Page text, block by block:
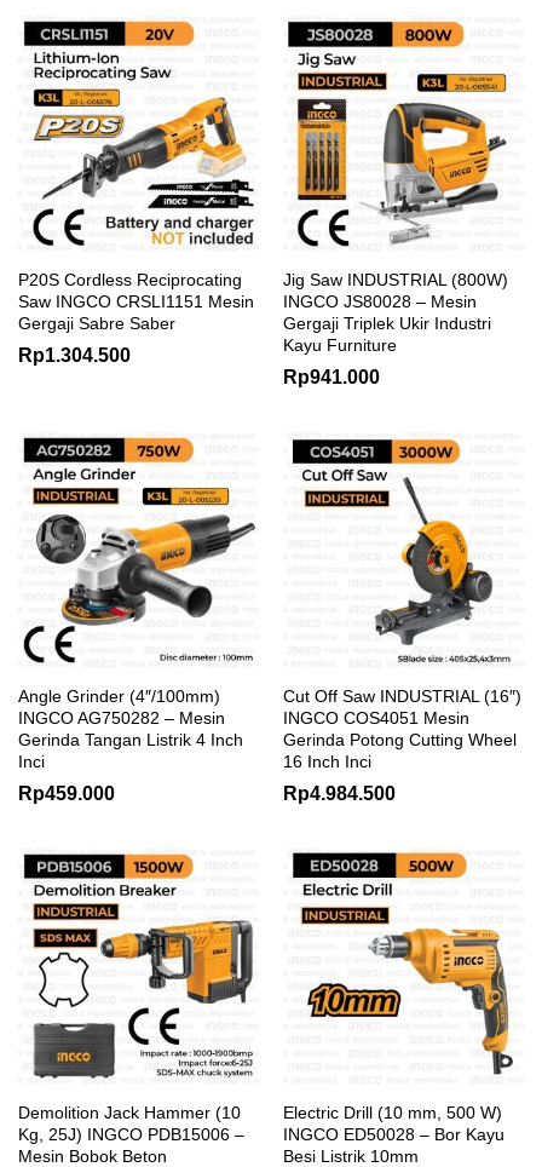
P20S Cordless Reciprocating
Saw INGCO CRSLI1151 Mesin
Gergaji Sabre Saber
Rp1.304.500
Jig Saw INDUSTRIAL (800W)
INGCO JS80028 – Mesin
Gergaji Triplek Ukir Industri
Kayu Furniture
Rp941.000
Angle Grinder (4″/100mm)
INGCO AG750282 – Mesin
Gerinda Tangan Listrik 4 Inch
Inci
Rp459.000
Cut Off Saw INDUSTRIAL (16″)
INGCO COS4051 Mesin
Gerinda Potong Cutting Wheel
16 Inch Inci
Rp4.984.500
Demolition Jack Hammer (10
Kg, 25J) INGCO PDB15006 –
Mesin Bobok Beton
Electric Drill (10 mm, 500 W)
INGCO ED50028 – Bor Kayu
Besi Listrik 10mm